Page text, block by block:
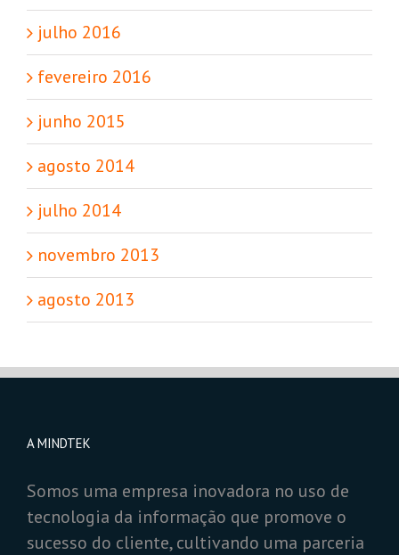
julho 2016
fevereiro 2016
junho 2015
agosto 2014
julho 2014
novembro 2013
agosto 2013
A MINDTEK
Somos uma empresa inovadora no uso de
tecnologia da informação que promove o
sucesso do cliente, cultivando uma parceria